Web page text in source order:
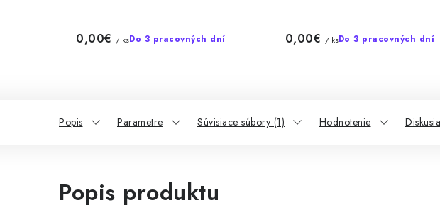
0,00€ / ksDo 3 pracovných dní 0,00€ / ksDo 3 pracovných dní
Popis Parametre Súvisiace súbory (1) Hodnotenie Diskusia
Popis produktu